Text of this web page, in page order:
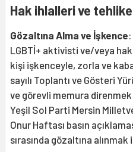
Hak ihlalleri ve
Gözaltına Alma ve İşkence
LGBTİ+ aktivisti ve/veya
kişi işkenceyle, zorla ve
sayılı Toplantı ve Gösteri
ve görevli memura direnmek
Yeşil Sol Parti Mersin
Onur Haftası basın
sırasında gözaltına